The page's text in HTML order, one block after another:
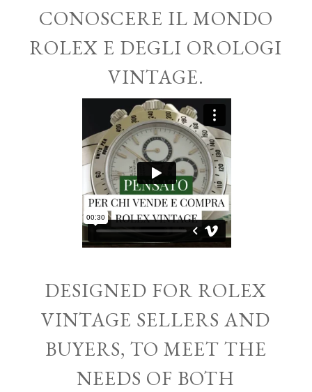
CONOSCERE IL MONDO
ROLEX E DEGLI OROLOGI
VINTAGE.
DESIGNED FOR ROLEX
VINTAGE SELLERS AND
BUYERS, TO MEET THE
NEEDS OF BOTH